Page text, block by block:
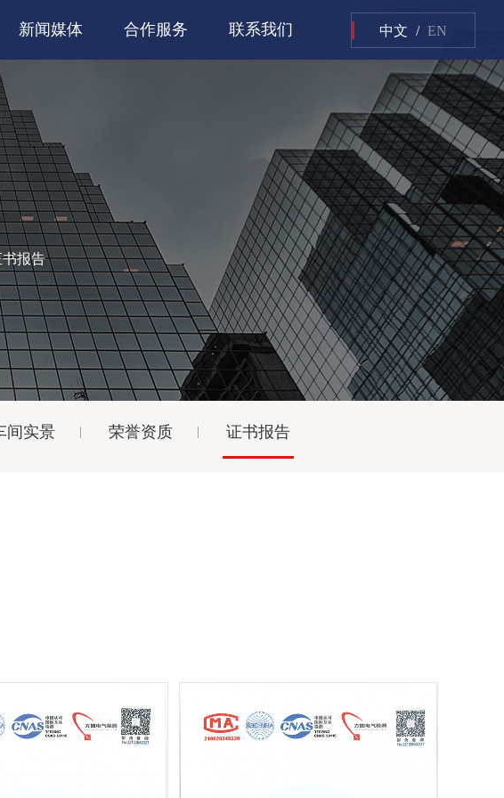
新闻媒体 合作服务 联系我们 中文 / EN
报告
间实景 荣誉资质 证书报告